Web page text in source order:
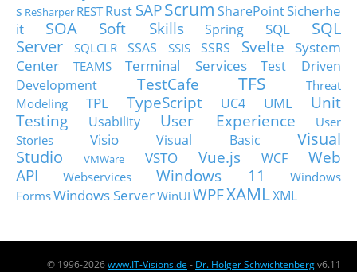
s ReSharper RESTRust SAPScrum SharePointSicherhe
it
SOA Soft Skills Spring SQL
SQL
Server
SQLCLR SSAS SSIS SSRS Svelte
System
Center
TEAMS Terminal Services
Test Driven
Development
TestCafe TFS
Threat
Modeling
TPL TypeScript UC4 UML
Unit
Testing
Usability User Experience
User
Stories
Visio Visual Basic
Visual
Studio
VMWare VSTO Vue.js WCF
Web
API
Webservices Windows 11
Windows
FormsWindows ServerWinUI WPFXAMLXML
© 1996-2026www.IT-Visions.de - Dr. Holger Schwichtenbergv6.11